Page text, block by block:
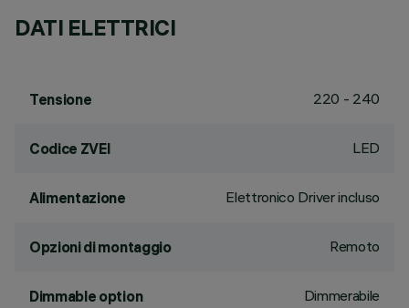
DATI ELETTRICI
Tensione 220 - 240
Codice ZVEI LED
Alimentazione Elettronico Driver incluso
Opzioni di montaggio Remoto
Dimmable option Dimmerabile